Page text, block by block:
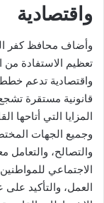
واقتصادية
وأضاف محافظ كفر
تعظيم الاستفادة من
واقتصادية تدعم خطط
قانونية مستقرة
المزايا التي أتاحها
وجميع الجهات
والتصالح، والتعامل
الاجتماعي
العمل، والتأكيد